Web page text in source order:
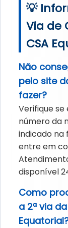
💡
Via de
CSA
Não
pelo site
fazer?
Verifique
número da
indicado na
entre em
disponível
Como
a 2ª via